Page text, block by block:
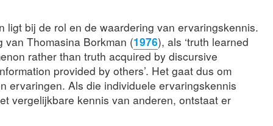
ligt bij de rol en de waardering van ervaringskennis.
Thomasina Borkman (1976), als ‘truth learned
rather than truth acquired by discursive
provided by others’. Het gaat dus om
ervaringen. Als die individuele ervaringskennis
vergelijkbare kennis van anderen, ontstaat er